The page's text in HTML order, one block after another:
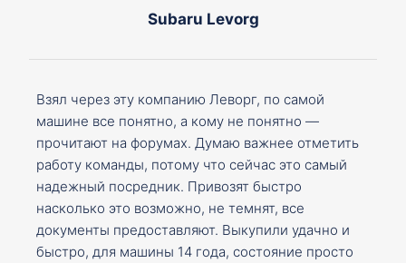
Subaru Levorg
Взял через эту компанию Леворг, по самой
машине все понятно, а кому не понятно —
прочитают на форумах. Думаю важнее отметить
работу команды, потому что сейчас это самый
надежный посредник. Привозят быстро
насколько это возможно, не темнят, все
документы предоставляют. Выкупили удачно и
быстро, для машины 14 года, состояние просто